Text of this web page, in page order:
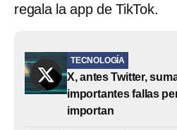
regala la app de TikTok.
TECNOLOGÍA
X, antes Twitter,
importantes fallas
importan